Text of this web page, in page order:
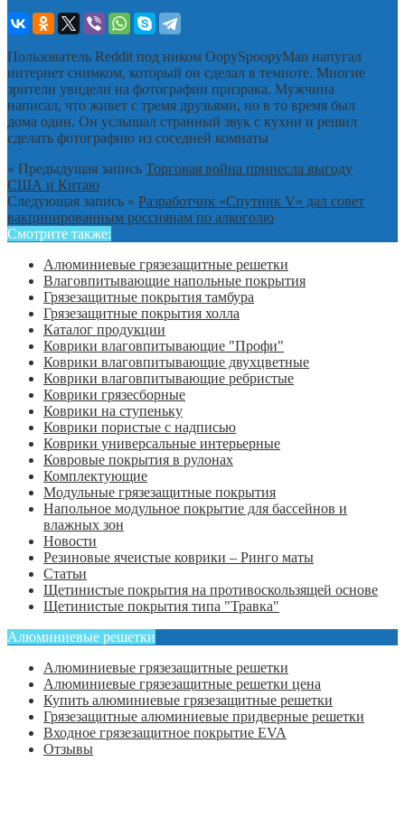
Пользователь Reddit под ником OopySpoopyMan напугал
интернет снимком, который он сделал в темноте. Многие
зрители увидели на фотографии призрака. Мужчина
написал, что живет с тремя друзьями, но в то время был
дома один. Он услышал странный звук с кухни и решил
сделать фотографию из соседней комнаты
« Предыдущая запись Торговая война принесла выгоду
США и Китаю
Следующая запись » Разработчик «Спутник V» дал совет
вакцинированным россиянам по алкоголю
Смотрите также:
Алюминиевые грязезащитные решетки
Влаговпитывающие напольные покрытия
Грязезащитные покрытия тамбура
Грязезащитные покрытия холла
Каталог продукции
Коврики влаговпитывающие "Профи"
Коврики влаговпитывающие двухцветные
Коврики влаговпитывающие ребристые
Коврики грязесборные
Коврики на ступеньку
Коврики пористые с надписью
Коврики универсальные интерьерные
Ковровые покрытия в рулонах
Комплектующие
Модульные грязезащитные покрытия
Напольное модульное покрытие для бассейнов и
влажных зон
Новости
Резиновые ячеистые коврики – Ринго маты
Статьи
Щетинистые покрытия на противоскользящей основе
Щетинистые покрытия типа "Травка"
Алюминиевые решетки
Алюминиевые грязезащитные решетки
Алюминиевые грязезащитные решетки цена
Купить алюминиевые грязезащитные решетки
Грязезащитные алюминиевые придверные решетки
Входное грязезащитное покрытие EVA
Отзывы